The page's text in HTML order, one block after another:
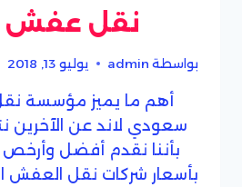
نقل عفش
بواسطة admin يوليو 13, 2018
أهم ما يميز مؤسسة
سعودي لاند عن الآخرين
بأننا نقدم أفضل وأرخص
بأسعار شركات نقل العفش